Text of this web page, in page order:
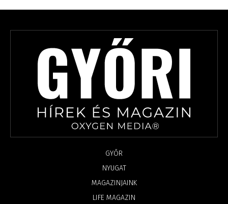
GYŐR
NYUGAT
MAGAZINJAINK
LIFE MAGAZIN